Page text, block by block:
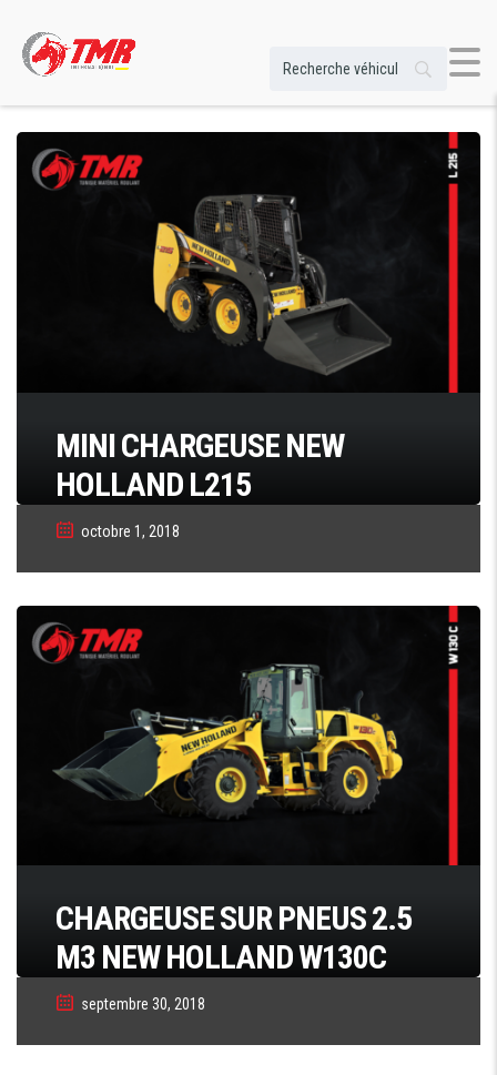
MINI CHARGEUSE NEW
HOLLAND L215
octobre 1, 2018
CHARGEUSE SUR PNEUS 2.5
M3 NEW HOLLAND W130C
septembre 30, 2018